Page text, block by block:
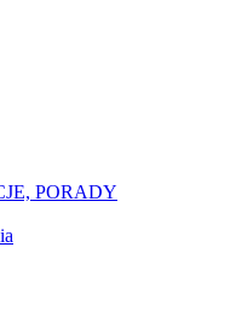
PORADY